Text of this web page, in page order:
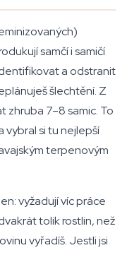
samčí i samičí
a odstranit
šlechtění. Z
zhruba 7–8 samic. To
vybral si tu nejlepší
terpenovým
vyžadují víc práce
tolik rostlin, než
vyřadíš. Jestli jsi